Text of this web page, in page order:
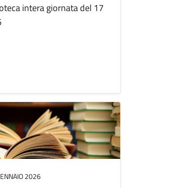
intera giornata del 17
2026